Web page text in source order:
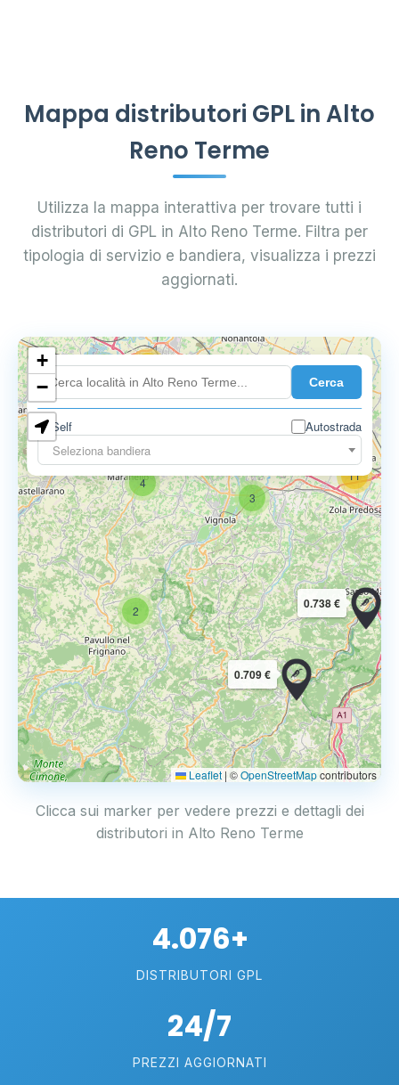
Mappa distributori GPL in Alto
Reno Terme
Utilizza la mappa interattiva per trovare tutti i
distributori di GPL in Alto Reno Terme. Filtra per
tipologia di servizio e bandiera, visualizza i prezzi
aggiornati.
Cerca
Self
Autostrada
Seleziona bandiera
2
4
11
18
9
3
11
0.709 €
0.738 €
+
−
Leaflet | ©OpenStreetMapcontributors
Clicca sui marker per vedere prezzi e dettagli dei
distributori in Alto Reno Terme
4.076+
DISTRIBUTORI GPL
24/7
PREZZI AGGIORNATI